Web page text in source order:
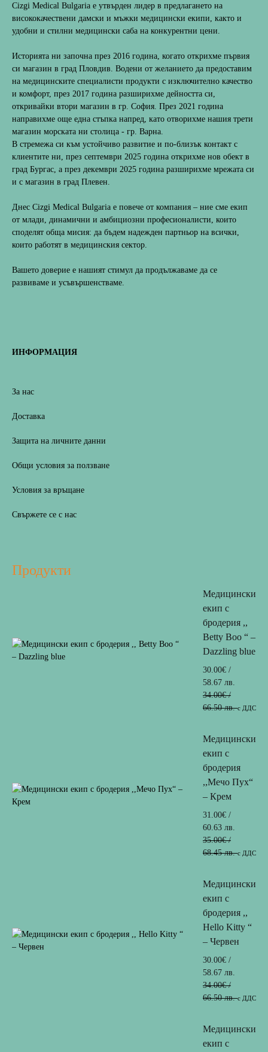
Cizgi Medical Bulgaria е утвърден лидер в предлагането на
висококачествени дамски и мъжки медицински екипи, както и
удобни и стилни медицински саба на конкурентни цени.
Историята ни започна през 2016 година, когато открихме първия
си магазин в град Пловдив. Водени от желанието да предоставим
на медицинските специалисти продукти с изключително качество
и комфорт, през 2017 година разширихме дейността си,
откривайки втори магазин в гр. София. През 2021 година
направихме още една стъпка напред, като отворихме нашия трети
магазин морската ни столица - гр. Варна.
В стремежа си към устойчиво развитие и по-близък контакт с
клиентите ни, през септември 2025 година открихме нов обект в
град Бургас, а през декември 2025 година разширихме мрежата си
и с магазин в град Плевен.
Днес Cizgi Medical Bulgaria е повече от компания – ние сме екип
от млади, динамични и амбициозни професионалисти, които
споделят обща мисия: да бъдем надежден партньор на всички,
които работят в медицинския сектор.
Вашето доверие е нашият стимул да продължаваме да се
развиваме и усъвършенстваме.
ИНФОРМАЦИЯ
За нас
Доставка
Защита на личните данни
Общи условия за ползване
Условия за връщане
Свържете се с нас
Продукти
Медицински
екип с
бродерия ,,
Betty Boo “ –
Dazzling blue
30.00€ /
58.67 лв.
34.00€/
66.50 лв.с ДДС
Медицински
екип с
бродерия
,,Мечо Пух“
– Крем
31.00€ /
60.63 лв.
35.00€/
68.45 лв.с ДДС
Медицински
екип с
бродерия ,,
Hello Kitty “
– Червен
30.00€ /
58.67 лв.
34.00€/
66.50 лв.с ДДС
Медицински
екип с